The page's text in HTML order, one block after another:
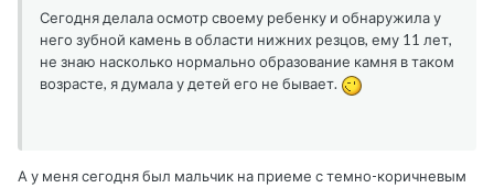
Сегодня делала осмотр своему ребенку и обнаружила у
него зубной камень в области нижних резцов, ему 11 лет,
не знаю насколько нормально образование камня в таком
возрасте, я думала у детей его не бывает.
А у меня сегодня был мальчик на приеме с темно-коричневым